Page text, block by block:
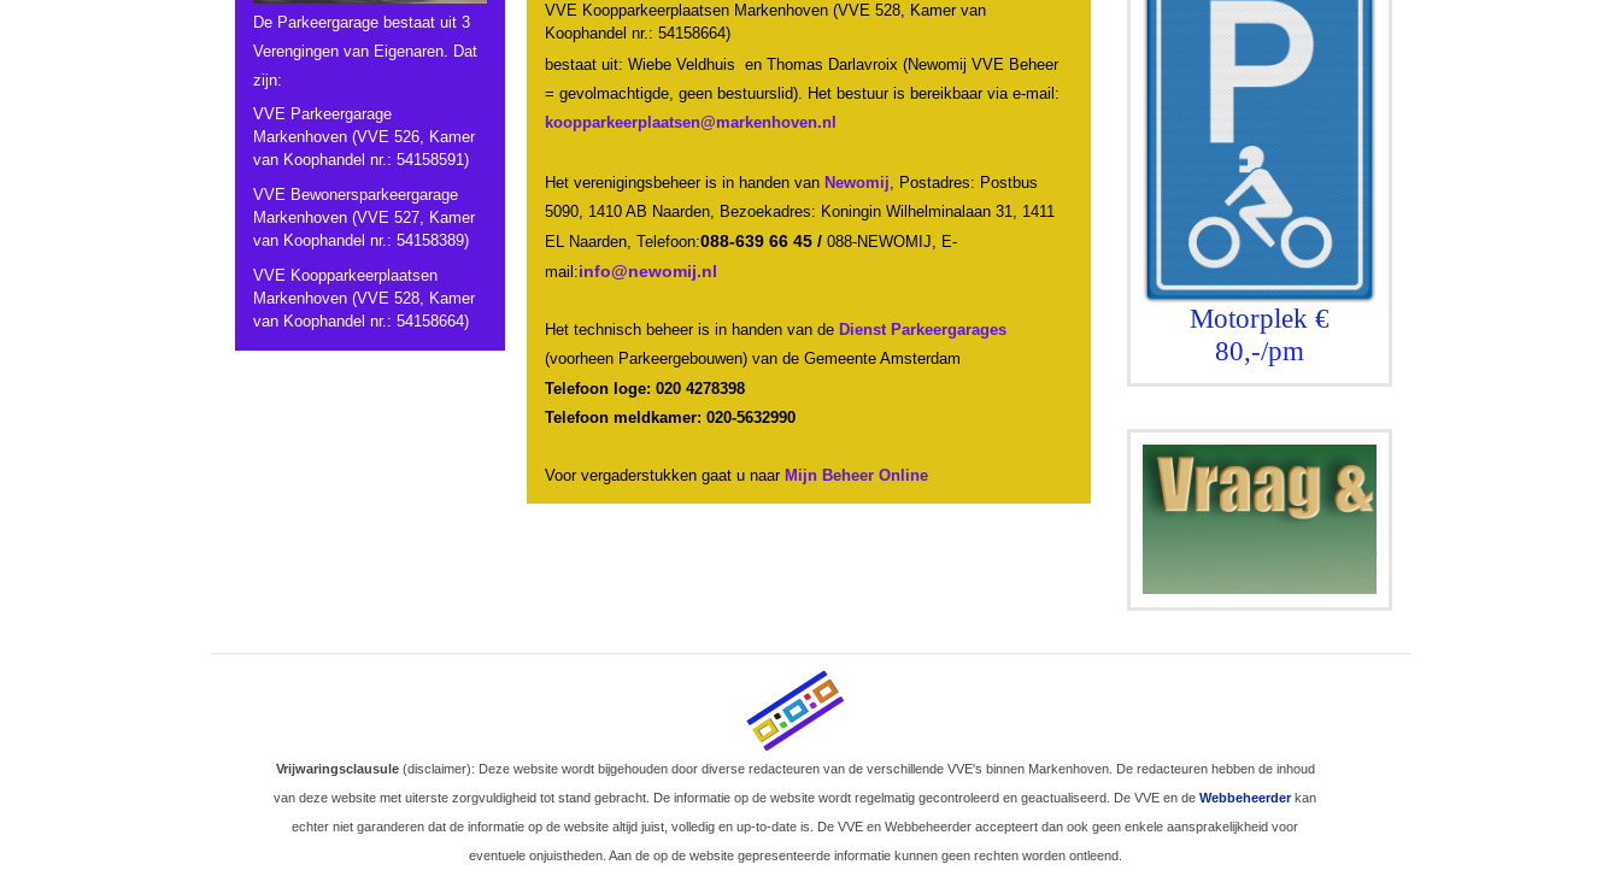
De Parkeergarage bestaat uit 3
Verengingen van Eigenaren. Dat
zijn:
VVE Parkeergarage
Markenhoven (VVE 526, Kamer
van Koophandel nr.: 54158591)
VVE Bewonersparkeergarage
Markenhoven (VVE 527, Kamer
van Koophandel nr.: 54158389)
VVE Koopparkeerplaatsen
Markenhoven (VVE 528, Kamer
van Koophandel nr.: 54158664)
VVE Koopparkeerplaatsen Markenhoven (VVE 528, Kamer van
Koophandel nr.: 54158664)
bestaat uit: Wiebe Veldhuis en Thomas Darlavroix (Newomij VVE Beheer
= gevolmachtigde, geen bestuurslid). Het bestuur is bereikbaar via e-mail:
Het verenigingsbeheer is in handen van Newomij, Postadres: Postbus
5090, 1410 AB Naarden, Bezoekadres: Koningin Wilhelminalaan 31, 1411
EL Naarden, Telefoon:088-639 66 45 /088-NEWOMIJ, E-
mail:
Het technisch beheer is in handen van de Dienst Parkeergarages
(voorheen Parkeergebouwen) van de Gemeente Amsterdam
Telefoon loge: 020 4278398
Telefoon meldkamer: 020-5632990
Voor vergaderstukken gaat u naar Mijn Beheer Online
Motorplek €
80,-/pm
.
Vrijwaringsclausule(disclaimer): Deze website wordt bijgehouden door diverse redacteuren van de verschillende VVE's binnen Markenhoven. De redacteuren hebben de inhoud
van deze website met uiterste zorgvuldigheid tot stand gebracht. De informatie op de website wordt regelmatig gecontroleerd en geactualiseerd. De VVE en de Webbeheerderkan
echter niet garanderen dat de informatie op de website altijd juist, volledig en up-to-date is. De VVE en Webbeheerder accepteert dan ook geen enkele aansprakelijkheid voor
eventuele onjuistheden. Aan de op de website gepresenteerde informatie kunnen geen rechten worden ontleend.